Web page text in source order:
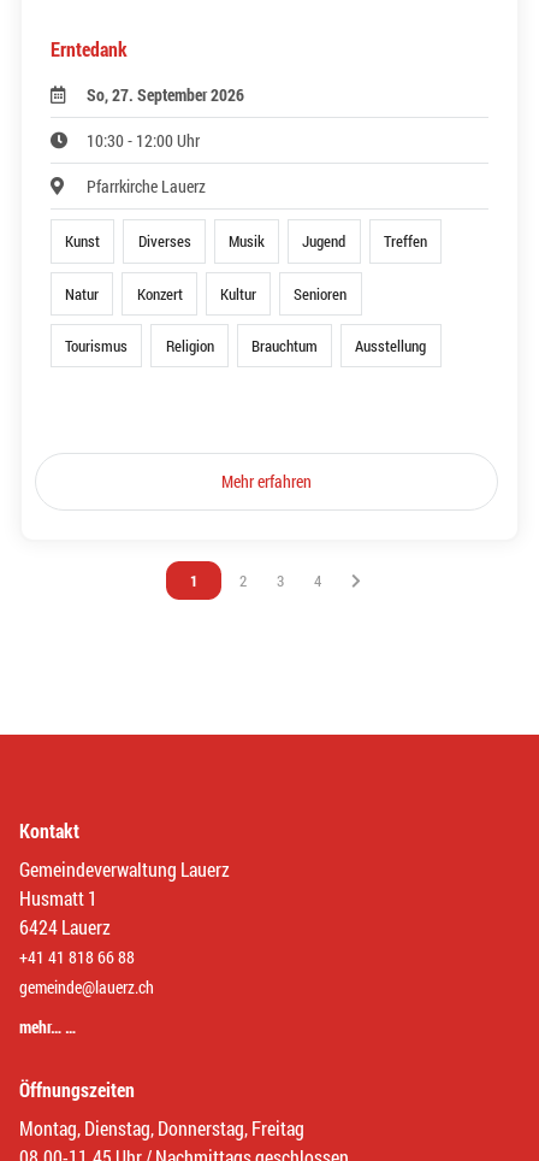
Erntedank
So, 27. September 2026
10:30 - 12:00 Uhr
Pfarrkirche Lauerz
Kunst Diverses Musik Jugend Treffen
Natur Konzert Kultur Senioren
Tourismus Religion Brauchtum Ausstellung
Mehr erfahren
Vous êtes sur la page
1 Vous êtes sur la page
2 Vous êtes sur la page
3 Vous êtes sur la page
4
Kontakt
Gemeindeverwaltung Lauerz
Husmatt 1
6424 Lauerz
+41 41 818 66 88
gemeinde@lauerz.ch
mehr… …
Öffnungszeiten
Montag, Dienstag, Donnerstag, Freitag